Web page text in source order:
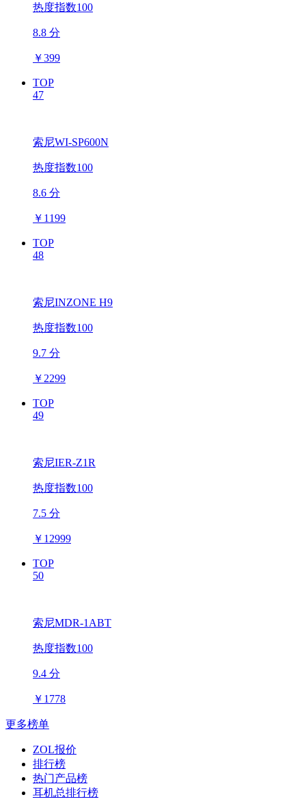
热度指数100
8.8 分
￥399
TOP
47
索尼WI-SP600N
热度指数100
8.6 分
￥ 1199
TOP
48
索尼INZONE H9
热度指数100
9.7 分
￥ 2299
TOP
49
索尼IER-Z1R
热度指数100
7.5 分
￥ 12999
TOP
50
索尼MDR-1ABT
热度指数100
9.4 分
￥ 1778
更多榜单
ZOL报价
排行榜
热门产品榜
耳机总排行榜